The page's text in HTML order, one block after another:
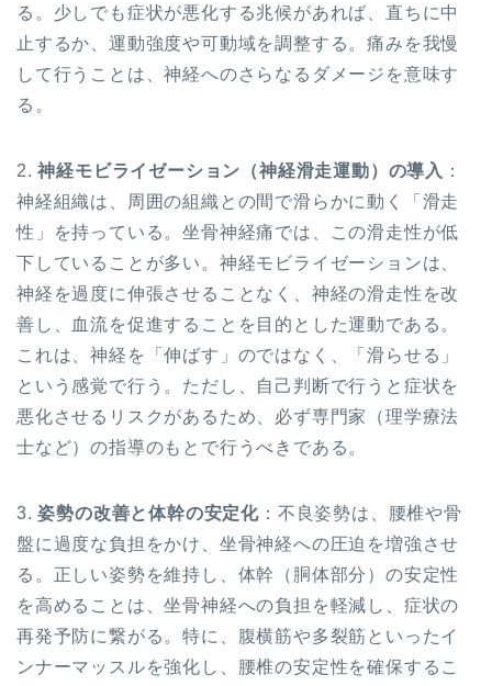
る。少しでも症状が悪化する兆候があれば、直ちに中
止するか、運動強度や可動域を調整する。痛みを我慢
して行うことは、神経へのさらなるダメージを意味す
る。
2.神経モビライゼーション（神経滑走運動）の導入 ：
神経組織は、周囲の組織との間で滑らかに動く「滑走
性」を持っている。坐骨神経痛では、この滑走性が低
下していることが多い。神経モビライゼーションは、
神経を過度に伸張させることなく、神経の滑走性を改
善し、血流を促進することを目的とした運動である。
これは、神経を「伸ばす」のではなく、「滑らせる」
という感覚で行う。ただし、自己判断で行うと症状を
悪化させるリスクがあるため、必ず専門家（理学療法
士など）の指導のもとで行うべきである。
3.姿勢の改善と体幹の安定化 ：不良姿勢は、腰椎や骨
盤に過度な負担をかけ、坐骨神経への圧迫を増強させ
る。正しい姿勢を維持し、体幹（胴体部分）の安定性
を高めることは、坐骨神経への負担を軽減し、症状の
再発予防に繋がる。特に、腹横筋や多裂筋といったイ
ンナーマッスルを強化し、腰椎の安定性を確保するこ